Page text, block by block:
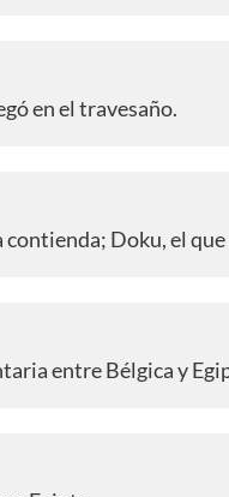
en el travesaño.
Doku, el
entre Bélgica y